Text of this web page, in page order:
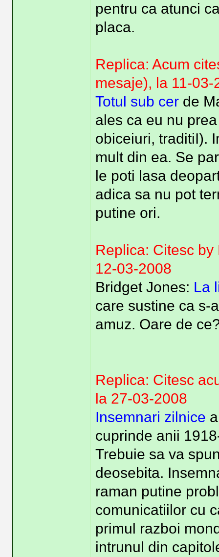
pentru ca atunci
placa.
Replica: Acum
mesaje), la 11-03-
Totul sub cer de
ales ca eu nu
obiceiuri, traditiI).
mult din ea. Se
le poti lasa
adica sa nu pot
putine ori.
Replica: Citesc
12-03-2008
Bridget Jones: La
care sustine ca s-
amuz. Oare de
Replica: Citesc
la 27-03-2008
Insemnari zilnice
cuprinde anii
Trebuie sa va
deosebita.
raman putine
comunicatiilor cu
primul razboi
intrunul din